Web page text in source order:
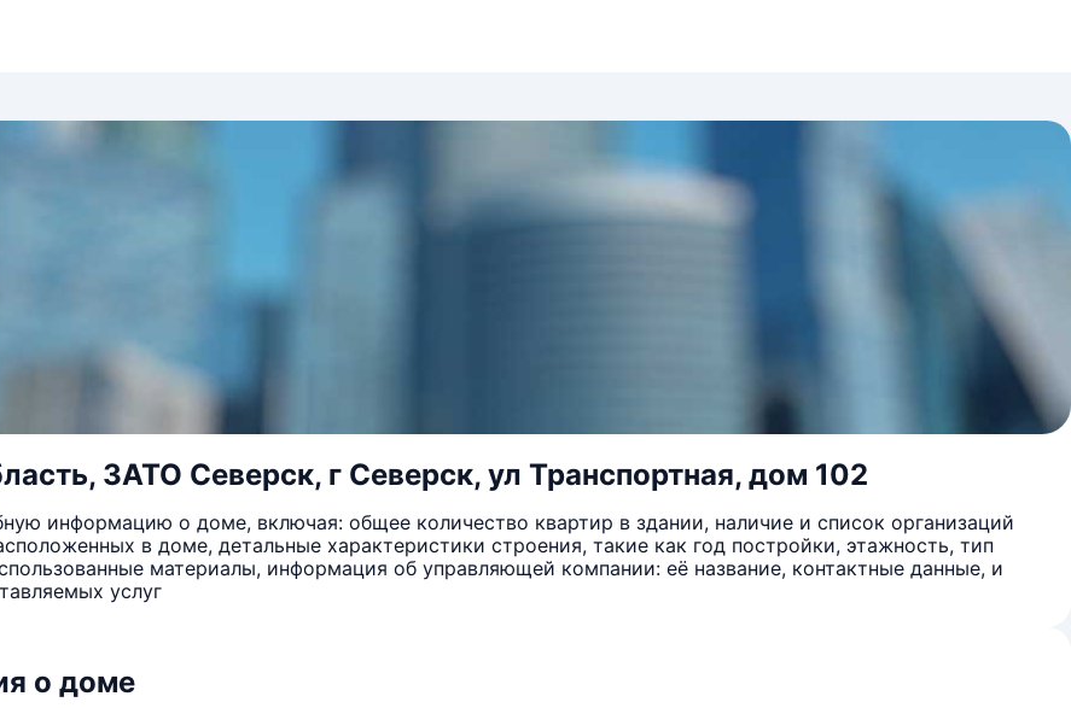
ЗАТО Северск, г Северск, ул Транспортная, дом 102
информацию о доме, включая: общее количество квартир в здании, наличие и список организаций
в доме, детальные характеристики строения, такие как год постройки, этажность, тип
материалы, информация об управляющей компании: её название, контактные данные, и
услуг
о доме